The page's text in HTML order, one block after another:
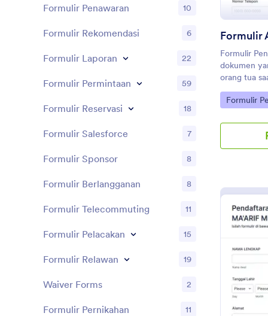
Formulir
dokumen
orang tua
Formulir ini
informasi
kondisi
yang
Templat ini
tua atau
diperlukan,
templat
rawat inap
yang perlu
Templat
untuk
ini
Go to
Formulir
Formulir Penawaran 10
Formulir Rekomendasi 6
Formulir Laporan 22
Formulir Permintaan 59
Formulir Reservasi 18
Formulir Salesforce 7
Formulir Sponsor 8
Formulir Berlangganan 8
Formulir Telecommuting 11
Formulir Pelacakan 15
Formulir Relawan 19
Waiver Forms 2
Formulir Pernikahan 11